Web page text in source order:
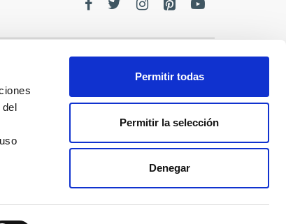
del
Permitir todas
Permitir la selección
Denegar